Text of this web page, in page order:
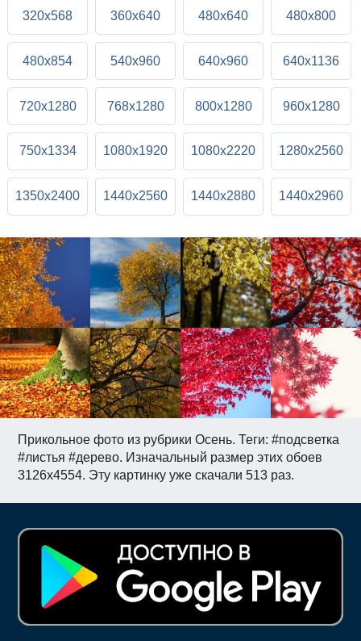
Прикольное фото из рубрики Осень. Теги: #подсветка
#листья #дерево. Изначальный размер этих обоев
3126x4554. Эту картинку уже скачали 513 раз.
320x568 360x640 480x640 480x800
480x854 540x960 640x960 640x1136
720x1280 768x1280 800x1280 960x1280
750x1334 1080x1920 1080x2220 1280x2560
1350x2400 1440x2560 1440x2880 1440x2960